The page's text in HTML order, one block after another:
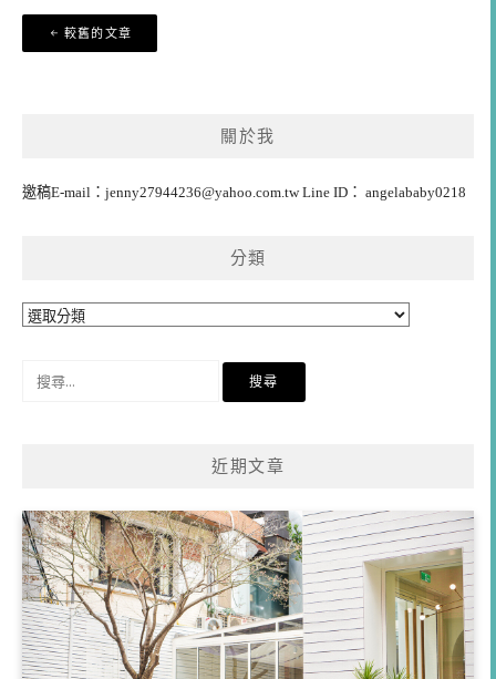
文
章
較舊的文章
關於我
邀稿E-mail： jenny27944236@yahoo.com.twLine ID： angelababy0218
分類
分
近期文章